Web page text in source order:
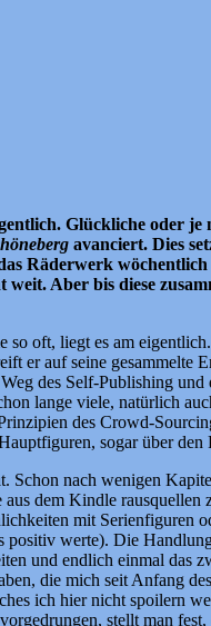
Glückliche oder je
avanciert. Dies
Räderwerk
Aber bis diese
so oft, liegt es am
er auf seine gesammelte
des Self-Publishing
lange viele, natürlich
des Crowd-
sogar über den
Schon nach wenigen
dem Kindle
mit Serienfiguren
werte). Die
und endlich einmal das
die mich seit Anfang
ich hier nicht spoilern
stellt man fest,